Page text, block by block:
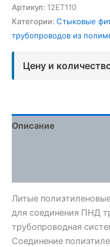
Артикул: 12ET110
Категории: Стыковые
трубопроводов из
Цену и
Описание
Литые
для соединения ПНД
трубопроводная
Соединение